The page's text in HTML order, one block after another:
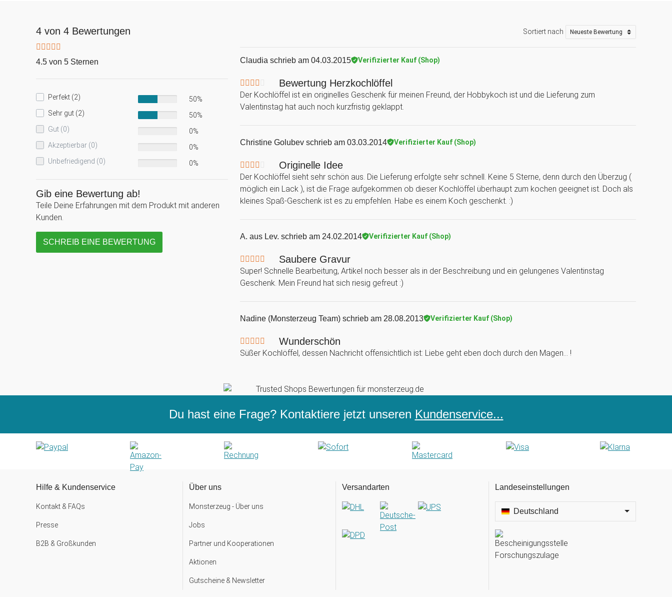
4 von 4 Bewertungen
4.5 von 5 Sternen
Perfekt (2)
50%
Sehr gut (2)
50%
Gut (0)
0%
Akzeptierbar (0)
0%
Unbefriedigend (0)
0%
Gib eine Bewertung ab!
Teile Deine Erfahrungen mit dem Produkt mit anderen
Kunden.
SCHREIB EINE BEWERTUNG
Sortiert nach
Claudia schrieb am 04.03.2015 Verifizierter Kauf (Shop)
Bewertung Herzkochlöffel
Der Kochlöffel ist ein originelles Geschenk für meinen Freund, der Hobbykoch ist und die Lieferung zum
Valentinstag hat auch noch kurzfristig geklappt.
Christine Golubev schrieb am 03.03.2014 Verifizierter Kauf (Shop)
Originelle Idee
Der Kochlöffel sieht sehr schön aus. Die Lieferung erfolgte sehr schnell. Keine 5 Sterne, denn durch den Überzug (
möglich ein Lack ), ist die Frage aufgekommen ob dieser Kochlöffel überhaupt zum kochen geeignet ist. Doch als
kleines Spaß-Geschenk ist es zu empfehlen. Habe es einem Koch geschenkt. :)
A. aus Lev. schrieb am 24.02.2014 Verifizierter Kauf (Shop)
Saubere Gravur
Super! Schnelle Bearbeitung, Artikel noch besser als in der Beschreibung und ein gelungenes Valentinstag
Geschenk. Mein Freund hat sich riesig gefreut :)
Nadine (Monsterzeug Team) schrieb am 28.08.2013 Verifizierter Kauf (Shop)
Wunderschön
Süßer Kochlöffel, dessen Nachricht offensichtlich ist: Liebe geht eben doch durch den Magen... !
Du hast eine Frage? Kontaktiere jetzt unseren Kundenservice...
Hilfe & Kundenservice
Kontakt & FAQs
Presse
B2B & Großkunden
Über uns
Monsterzeug - Über uns
Jobs
Partner und Kooperationen
Aktionen
Gutscheine & Newsletter
Versandarten Landeseinstellungen
Deutschland